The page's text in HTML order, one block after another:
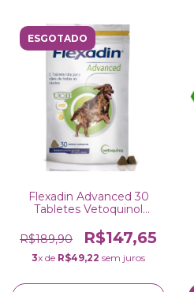
ESGOTADO
Flexadin Advanced 30
Tabletes Vetoquinol
R$189,90
R$147,65
3x de R$49,22 sem juros